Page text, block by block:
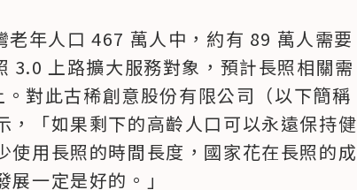
年人口 467 萬人中，約有 89 萬人需要
3.0 上路擴大服務對象，預計長照相關需
對此古稀創意股份有限公司（以下簡稱
，「如果剩下的高齡人口可以永遠保持健
使用長照的時間長度，國家花在長照的成
一定是好的。」